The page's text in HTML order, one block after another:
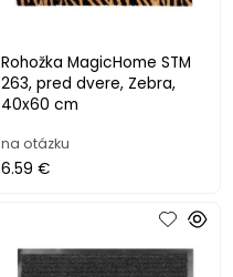
Rohožka MagicHome STM
263, pred dvere, Zebra,
40x60 cm
na otázku
6.59 €